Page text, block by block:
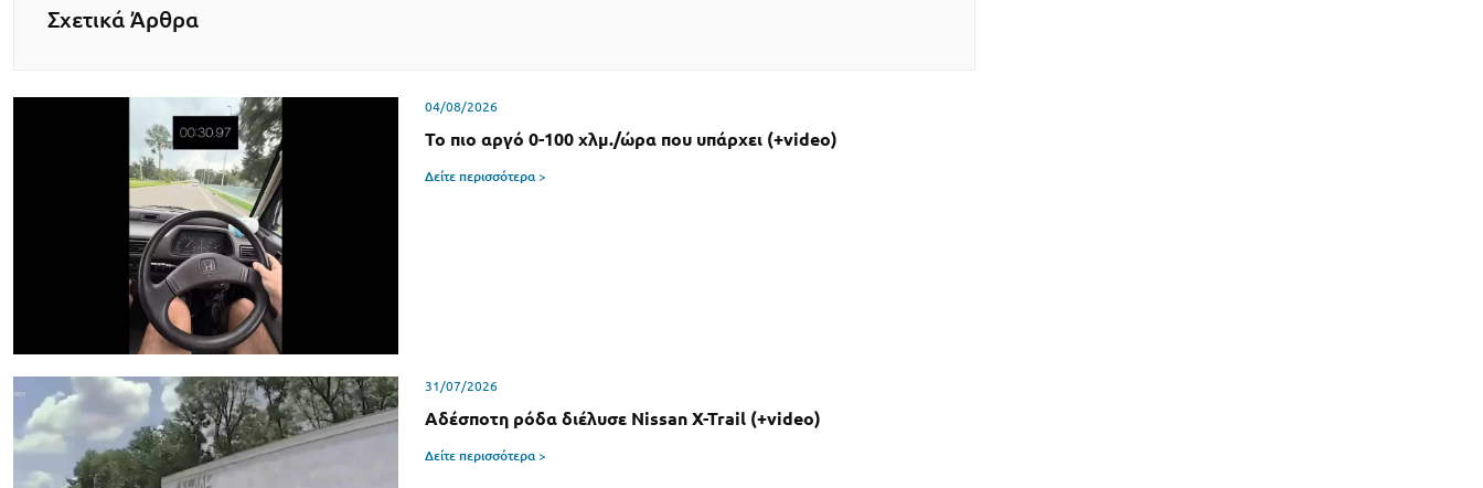
Σχετικά Άρθρα
04/08/2026
Το πιο αργό 0-100 χλμ./ώρα που υπάρχει (+video)
Δείτε περισσότερα >
31/07/2026
Αδέσποτη ρόδα διέλυσε Nissan X-Trail (+video)
Δείτε περισσότερα >